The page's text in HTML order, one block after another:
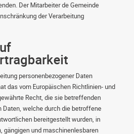
Der Mitarbeiter de Gemeinde
der Verarbeitung
personenbezogener Daten
das vom Europäischen Richtlinien- und
Recht, die sie betreffenden
Daten, welche durch die betroffene
bereitgestellt wurden, in
gängigen und maschinenlesbaren